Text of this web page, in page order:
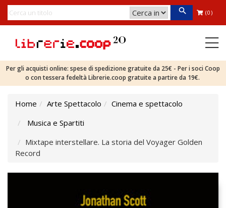
(0)
Per gli acquisti online: spese di spedizione gratuite da 25€ - Per i soci Coop
o con tessera fedeltà Librerie.coop gratuite a partire da 19€.
Home Arte Spettacolo
Cinema e spettacolo
Musica e Spartiti
Mixtape interstellare. La storia del Voyager Golden
Record